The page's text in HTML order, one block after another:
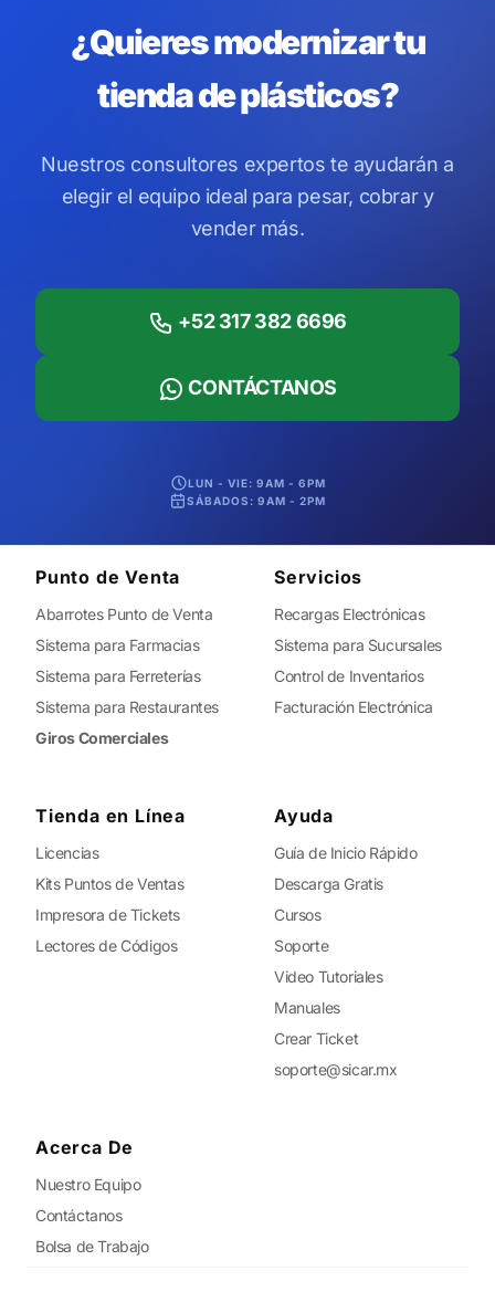
¿Quieres modernizar tu
tienda de plásticos?
Nuestros consultores expertos te ayudarán a
elegir el equipo ideal para pesar, cobrar y
vender más.
+52 317 382 6696
CONTÁCTANOS
LUN - VIE: 9AM - 6PM
SÁBADOS: 9AM - 2PM
Punto de Venta
Abarrotes Punto de Venta
Sistema para Farmacias
Sistema para Ferreterías
Sistema para Restaurantes
Giros Comerciales
Servicios
Recargas Electrónicas
Sistema para Sucursales
Control de Inventarios
Facturación Electrónica
Tienda en Línea
Licencias
Kits Puntos de Ventas
Impresora de Tickets
Lectores de Códigos
Ayuda
Guía de Inicio Rápido
Descarga Gratis
Cursos
Soporte
Video Tutoriales
Manuales
Crear Ticket
soporte@sicar.mx
Acerca De
Nuestro Equipo
Contáctanos
Bolsa de Trabajo